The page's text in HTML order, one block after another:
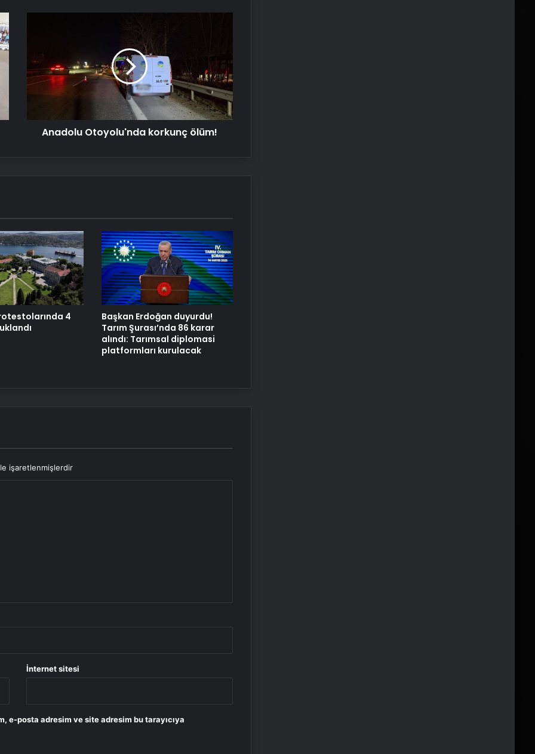
Serjoy : Dijital Medya Ajansı, Google
Reklam Ajansı, SEO Ajansı ve Web
Tasarım Ajansı
UETDS Nedir ? Uetds.com İle Akıllı
Dijital Taşımacılık Yazılımı
bağlandı
Evlat nöbetinde gözyaşları yerini
sevinç ve umuda bıraktı
ölüm!
Anadolu Otoyolu'nda korkunç ölüm!
4
Başkan Erdoğan duyurdu!
Tarım Şurası’nda 86 karar
alındı: Tarımsal diplomasi
platformları kurulacak
işaretlenmişlerdir
İnternet sitesi
e-posta adresim ve site adresim bu tarayıcıya